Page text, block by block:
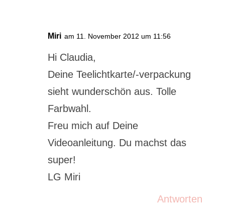
Miri am 11. November 2012 um 11:56
Hi Claudia,
Deine Teelichtkarte/-verpackung
sieht wunderschön aus. Tolle
Farbwahl.
Freu mich auf Deine
Videoanleitung. Du machst das
super!
LG Miri
Antworten